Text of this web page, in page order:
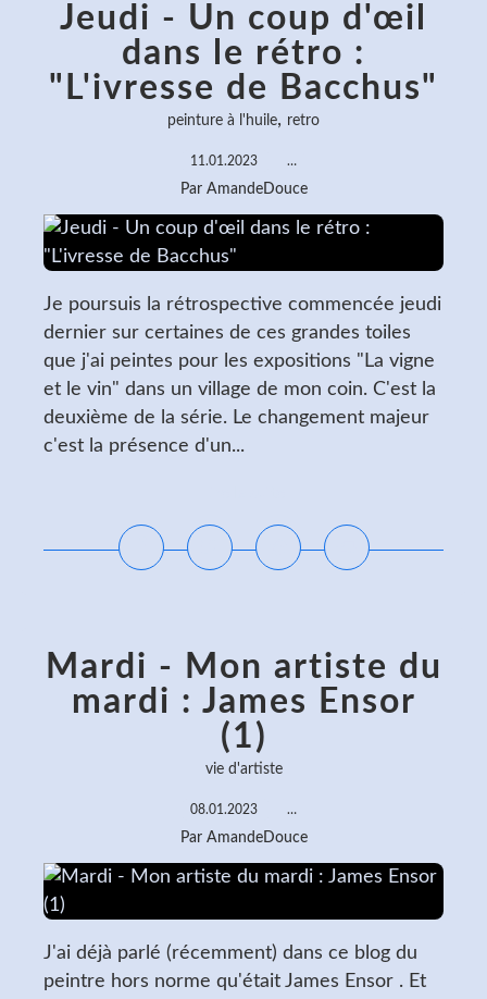
Jeudi - Un coup d'œil
dans le rétro :
"L'ivresse de Bacchus"
peinture à l'huile, retro
11.01.2023 …
Par AmandeDouce
Je poursuis la rétrospective commencée jeudi
dernier sur certaines de ces grandes toiles
que j'ai peintes pour les expositions "La vigne
et le vin" dans un village de mon coin. C'est la
deuxième de la série. Le changement majeur
c'est la présence d'un...
Mardi - Mon artiste du
mardi : James Ensor
(1)
vie d'artiste
08.01.2023 …
Par AmandeDouce
J'ai déjà parlé (récemment) dans ce blog du
peintre hors norme qu'était James Ensor . Et